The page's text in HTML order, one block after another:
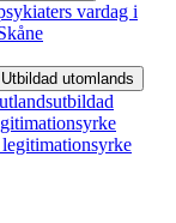
vardag i
Utbildad utomlands